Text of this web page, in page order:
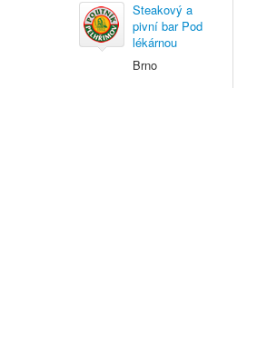
Steakový a
pivní bar Pod
lékárnou
Brno